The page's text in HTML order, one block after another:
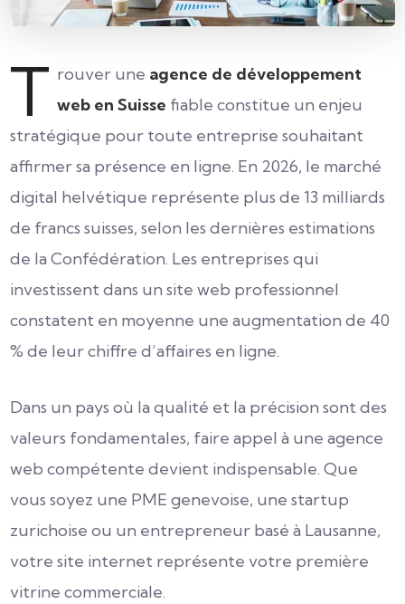
T rouver une agence de développement
web en Suisse fiable constitue un enjeu
stratégique pour toute entreprise souhaitant
affirmer sa présence en ligne. En 2026, le marché
digital helvétique représente plus de 13 milliards
de francs suisses, selon les dernières estimations
de la Confédération. Les entreprises qui
investissent dans un site web professionnel
constatent en moyenne une augmentation de 40
% de leur chiffre d’affaires en ligne.
Dans un pays où la qualité et la précision sont des
valeurs fondamentales, faire appel à une agence
web compétente devient indispensable. Que
vous soyez une PME genevoise, une startup
zurichoise ou un entrepreneur basé à Lausanne,
votre site internet représente votre première
vitrine commerciale.